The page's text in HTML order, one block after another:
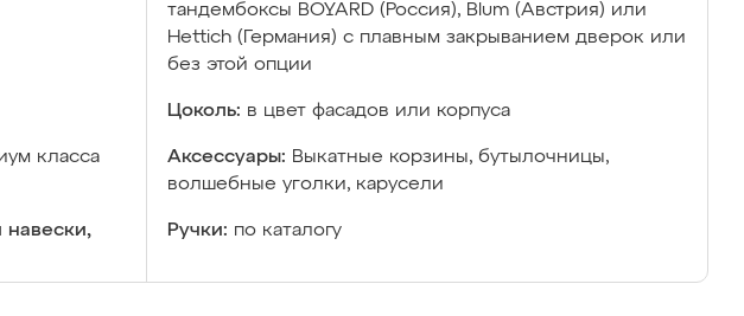
тандембоксы BOYARD (Россия), Blum (Австрия) или
Hettich (Германия) с плавным закрыванием дверок или
без этой опции
Цоколь: в цвет фасадов или корпуса
класса
Аксессуары: Выкатные корзины, бутылочницы,
волшебные уголки, карусели
навески,
Ручки: по каталогу